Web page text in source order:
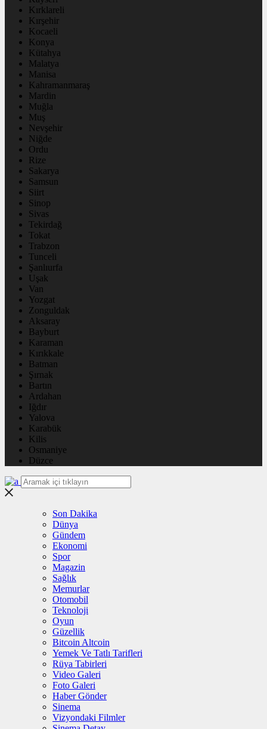
Kırklareli
Kırşehir
Kocaeli
Konya
Kütahya
Malatya
Manisa
Kahramanmaraş
Mardin
Muğla
Muş
Nevşehir
Niğde
Ordu
Rize
Sakarya
Samsun
Siirt
Sinop
Sivas
Tekirdağ
Tokat
Trabzon
Tunceli
Şanlıurfa
Uşak
Van
Yozgat
Zonguldak
Aksaray
Bayburt
Karaman
Kırıkkale
Batman
Şırnak
Bartın
Ardahan
Iğdır
Yalova
Karabük
Kilis
Osmaniye
Düzce
Son Dakika
Dünya
Gündem
Ekonomi
Spor
Magazin
Sağlık
Memurlar
Otomobil
Teknoloji
Oyun
Güzellik
Bitcoin Altcoin
Yemek Ve Tatlı Tarifleri
Rüya Tabirleri
Video Galeri
Foto Galeri
Haber Gönder
Sinema
Vizyondaki Filmler